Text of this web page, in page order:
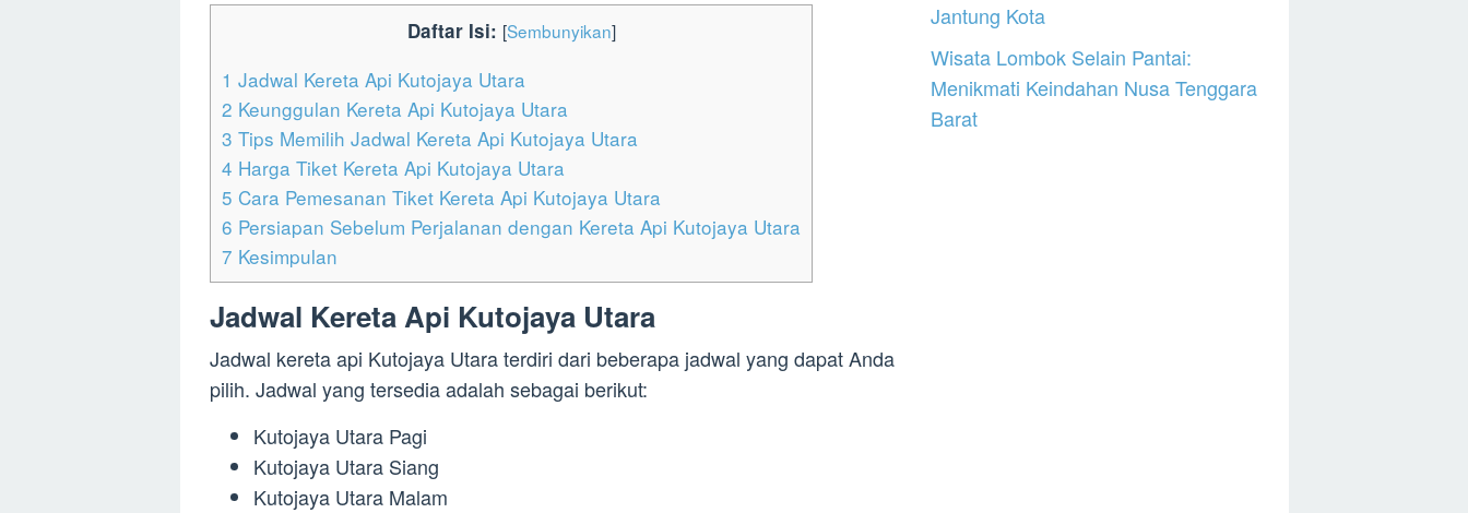
Daftar Isi: [Sembunyikan]
1 Jadwal Kereta Api Kutojaya Utara
2 Keunggulan Kereta Api Kutojaya Utara
3 Tips Memilih Jadwal Kereta Api Kutojaya Utara
4 Harga Tiket Kereta Api Kutojaya Utara
5 Cara Pemesanan Tiket Kereta Api Kutojaya Utara
6 Persiapan Sebelum Perjalanan dengan Kereta Api Kutojaya Utara
7 Kesimpulan
Jadwal Kereta Api Kutojaya Utara
Jadwal kereta api Kutojaya Utara terdiri dari beberapa jadwal yang dapat Anda
pilih. Jadwal yang tersedia adalah sebagai berikut:
Kutojaya Utara Pagi
Kutojaya Utara Siang
Kutojaya Utara Malam
Jantung Kota
Wisata Lombok Selain Pantai:
Menikmati Keindahan Nusa Tenggara
Barat